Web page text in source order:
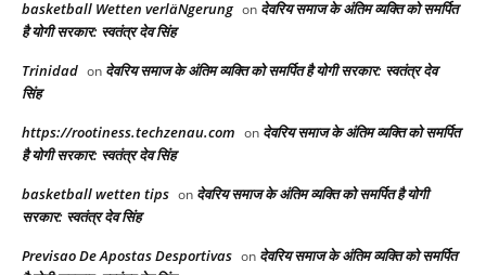
basketball Wetten verläNgerung on देवरिय समाज के अंतिम व्यक्ति को समर्पित
है योगी सरकार: स्वतंत्र देव सिंह
Trinidad on देवरिय समाज के अंतिम व्यक्ति को समर्पित है योगी सरकार: स्वतंत्र देव
सिंह
https://rootiness.techzenau.com on देवरिय समाज के अंतिम व्यक्ति को समर्पित
है योगी सरकार: स्वतंत्र देव सिंह
basketball wetten tips on देवरिय समाज के अंतिम व्यक्ति को समर्पित है योगी
सरकार: स्वतंत्र देव सिंह
Previsao De Apostas Desportivas on देवरिय समाज के अंतिम व्यक्ति को समर्पित